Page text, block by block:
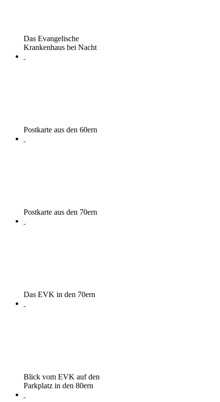
Das Evangelische
Krankenhaus bei Nacht
Postkarte aus den 60ern
Postkarte aus den 70ern
Das EVK in den 70ern
Blick vom EVK auf den
Parkplatz in den 80ern